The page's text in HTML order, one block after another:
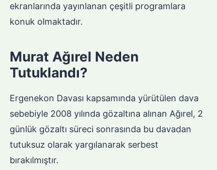
ekranlarında yayınlanan çeşitli programlara
konuk olmaktadır.
Murat Ağırel Neden
Tutuklandı?
Ergenekon Davası kapsamında yürütülen dava
sebebiyle 2008 yılında gözaltına alınan Ağırel, 2
günlük gözaltı süreci sonrasında bu davadan
tutuksuz olarak yargılanarak serbest
bırakılmıştır.